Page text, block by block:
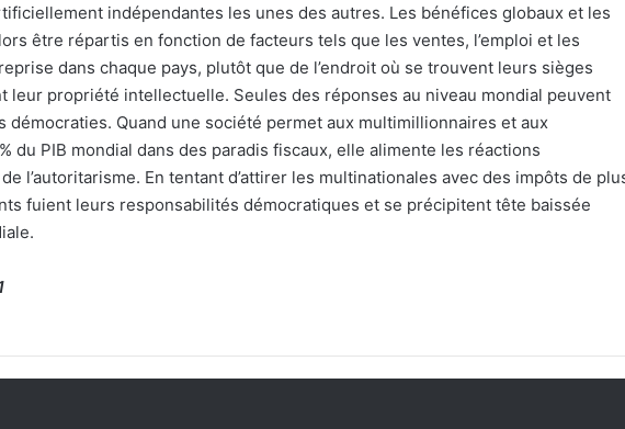
indépendantes les unes des autres. Les bénéfices globaux et les
être répartis en fonction de facteurs tels que les ventes, l’emploi et les
dans chaque pays, plutôt que de l’endroit où se trouvent leurs sièges
leur propriété intellectuelle. Seules des réponses au niveau mondial peuvent
démocraties. Quand une société permet aux multimillionnaires et aux
du PIB mondial dans des paradis fiscaux, elle alimente les réactions
l’autoritarisme. En tentant d’attirer les multinationales avec des impôts de
fuient leurs responsabilités démocratiques et se précipitent tête baissée